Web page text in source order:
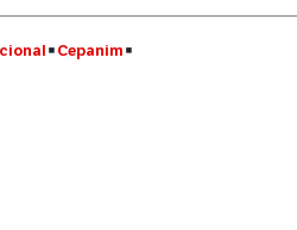
Cepanim